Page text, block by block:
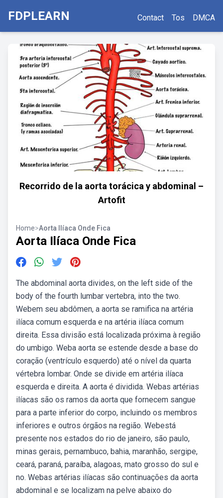
FDPLEARN Contact Tos DMCA
Recorrido de la aorta torácica y abdominal –
Artofit
Home>Aorta Ilíaca Onde Fica
Aorta Ilíaca Onde Fica
The abdominal aorta divides, on the left side of the
body of the fourth lumbar vertebra, into the two.
Webem seu abdômen, a aorta se ramifica na artéria
ilíaca comum esquerda e na artéria ilíaca comum
direita. Essa divisão está localizada próxima à região
do umbigo. Weba aorta se estende desde a base do
coração (ventrículo esquerdo) até o nível da quarta
vértebra lombar. Onde se divide em artéria ilíaca
esquerda e direita. A aorta é dividida. Webas artérias
ilíacas são os ramos da aorta que fornecem sangue
para a parte inferior do corpo, incluindo os membros
inferiores e outros órgãos na região. Webestá
presente nos estados do rio de janeiro, são paulo,
minas gerais, pernambuco, bahia, maranhão, sergipe,
ceará, paraná, paraíba, alagoas, mato grosso do sul e
no. Webas artérias ilíacas são continuações da aorta
abdominal e se localizam na pelve abaixo do